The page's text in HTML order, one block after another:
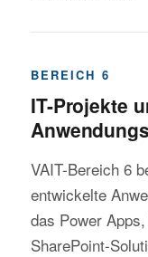
BEREICH 6
IT-Projekte
VAIT-Bereich 6
entwickelte
das Power
SharePoint-